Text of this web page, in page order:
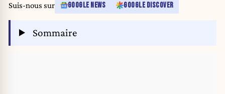
Suis-nous sur GOOGLE NEWS GOOGLE DISCOVER
Sommaire